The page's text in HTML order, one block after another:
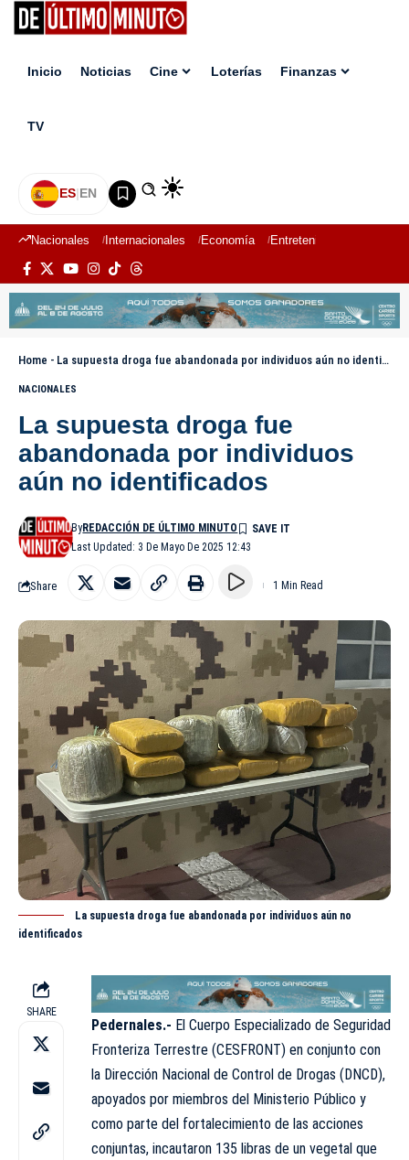
Inicio Noticias Cine Loterías Finanzas
TV
ES|EN
Nacionales Internacionales Economía Entretenimiento
Home - La supuesta droga fue abandonada por individuos aún no identificados
NACIONALES
La supuesta droga fue
abandonada por individuos
aún no identificados
Last Updated: 3 De Mayo De 2025 12:43
ByREDACCIÓN DE ÚLTIMO MINUTO
Share 1 Min Read
La supuesta droga fue abandonada por individuos aún no
identificados
SHARE
Pedernales.- El Cuerpo Especializado de Seguridad
Fronteriza Terrestre (CESFRONT) en conjunto con
la Dirección Nacional de Control de Drogas (DNCD),
apoyados por miembros del Ministerio Público y
como parte del fortalecimiento de las acciones
conjuntas, incautaron 135 libras de un vegetal que